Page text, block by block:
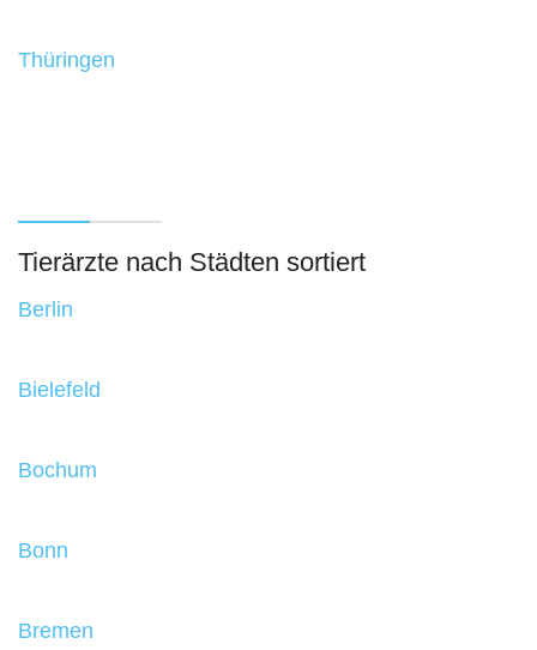
Thüringen
Tierärzte nach Städten sortiert
Berlin
Bielefeld
Bochum
Bonn
Bremen